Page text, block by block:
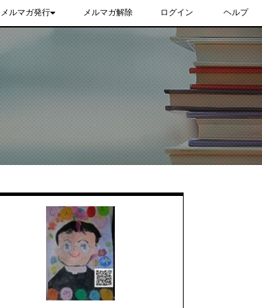
メルマガ発行 メルマガ解除 ログイン ヘルプ